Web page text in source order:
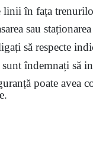
linii în fața
sau
să respecte
îndemnați să
poate